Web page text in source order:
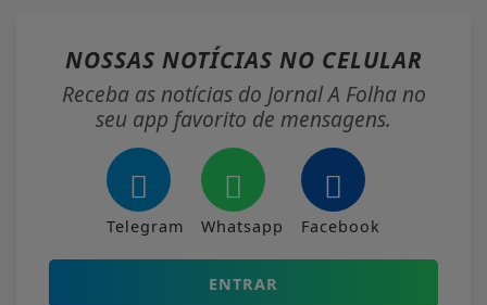
NOSSAS NOTÍCIAS NO CELULAR
Receba as notícias do Jornal A Folha no
seu app favorito de mensagens.
Telegram Whatsapp Facebook
ENTRAR